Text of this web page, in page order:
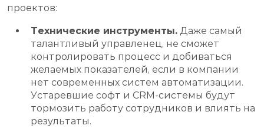
проектов:
Технические инструменты. Даже самый
талантливый управленец, не сможет
контролировать процесс и добиваться
желаемых показателей, если в компании
нет современных систем автоматизации.
Устаревшие софт и CRM-системы будут
тормозить работу сотрудников и влиять на
результаты.